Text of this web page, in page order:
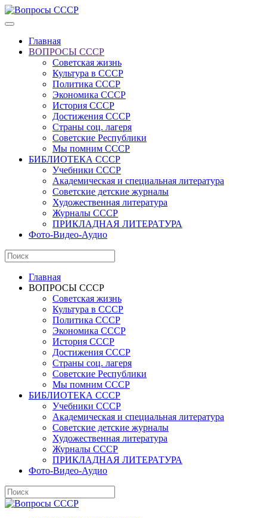
Главная
ВОПРОСЫ СССР
Советская жизнь
Культура в СССР
Политика СССР
Экономика СССР
История СССР
Достижения СССР
Страны соц. лагеря
Советские Республики
Мы помним СССР
БИБЛИОТЕКА СССР
Учебники СССР
Академическая и специальная литература
Советские детские журналы
Художественная литература
Журналы СССР
ПРИКЛАДНАЯ ЛИТЕРАТУРА
Фото-Видео-Аудио
Главная
ВОПРОСЫ СССР
Советская жизнь
Культура в СССР
Политика СССР
Экономика СССР
История СССР
Достижения СССР
Страны соц. лагеря
Советские Республики
Мы помним СССР
БИБЛИОТЕКА СССР
Учебники СССР
Академическая и специальная литература
Советские детские журналы
Художественная литература
Журналы СССР
ПРИКЛАДНАЯ ЛИТЕРАТУРА
Фото-Видео-Аудио